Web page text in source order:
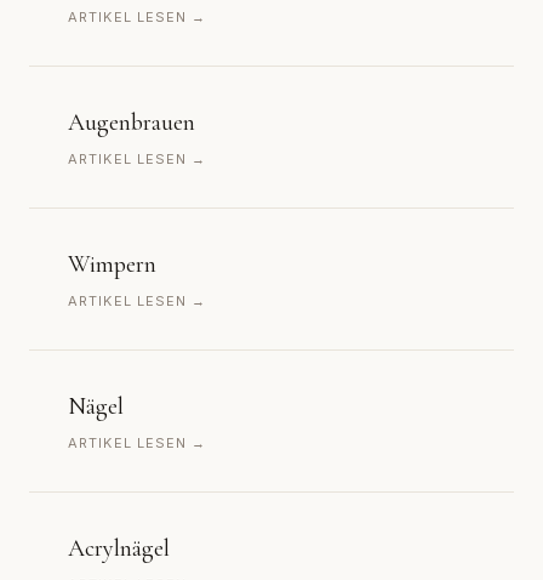
ARTIKEL LESEN →
Augenbrauen
ARTIKEL LESEN →
Wimpern
ARTIKEL LESEN →
Nägel
ARTIKEL LESEN →
Acrylnägel